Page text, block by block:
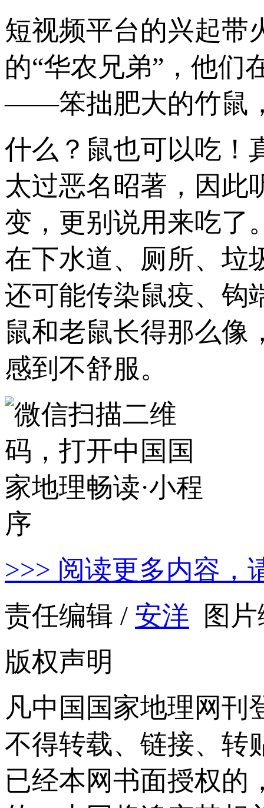
短视频平台的兴起带
的“华农兄弟”，他们
——笨拙肥大的竹鼠
什么？鼠也可以吃！
太过恶名昭著，因此
变，更别说用来吃了
在下水道、厕所、垃
还可能传染鼠疫、钩
鼠和老鼠长得那么像
感到不舒服。
>>> 阅读更多内容，
责任编辑 / 安洋 图
版权声明
凡中国国家地理网刊
不得转载、链接、转
已经本网书面授权的